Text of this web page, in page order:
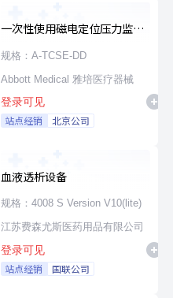
一次性使用磁电定位压力监测
消融导管
规格：A-TCSE-DD
Abbott Medical 雅培医疗器械
登录可见
站点经销 北京公司
血液透析设备
规格：4008 S Version V10(lite)
江苏费森尤斯医药用品有限公司
登录可见
站点经销 国联公司